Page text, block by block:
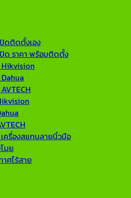
ดติดตั้งเอง
ด ราคา พร้อมติดตั้ง
ครื่องสแกนลายนิ้วมือ
มย
าศไร้สาย